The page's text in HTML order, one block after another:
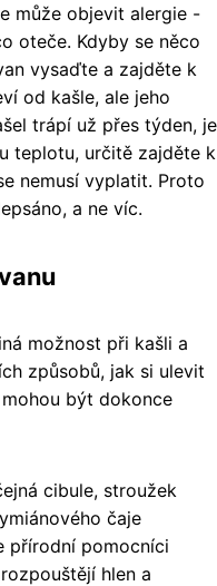
může objevit alergie -
oteče. Kdyby se něco
vysaďte a zajděte k
od kašle, ale jeho
trápí už přes týden, je
teplotu, určitě zajděte k
nemusí vyplatit. Proto
a ne víc.
možnost při kašli a
způsobů, jak si ulevit
být dokonce
cibule, stroužek
čaje
přírodní pomocníci
hlen a